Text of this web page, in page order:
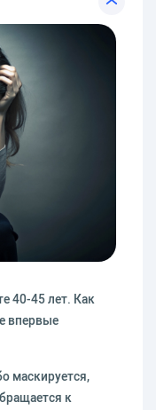
40-45 лет. Как
впервые
маскируется,
к